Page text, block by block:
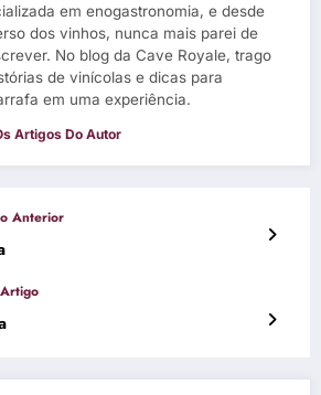
em enogastronomia, e desde
dos vinhos, nunca mais parei de
No blog da Cave Royale, trago
de vinícolas e dicas para
em uma experiência.